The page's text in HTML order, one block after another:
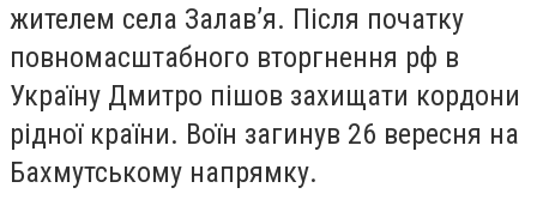
жителем села Залав’я. Після початку
повномасштабного вторгнення рф в
Україну Дмитро пішов захищати кордони
рідної країни. Воїн загинув 26 вересня на
Бахмутському напрямку.